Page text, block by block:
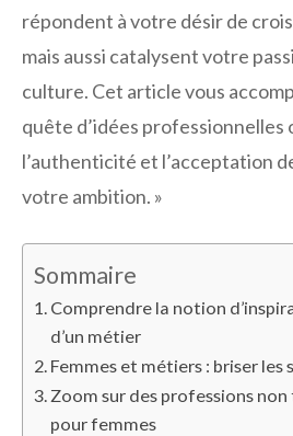
répondent à votre désir de
mais aussi catalysent votre
culture. Cet article vous
quête d’idées professionnelles
l’authenticité et l’acceptation
votre ambition. »
Sommaire
Comprendre la notion
d’un métier
Femmes et métiers : briser les
Zoom sur des professions
pour femmes